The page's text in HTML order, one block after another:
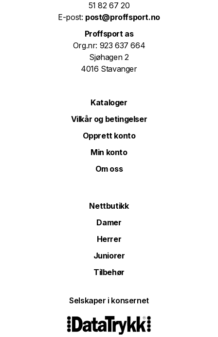
51 82 67 20
E-post: post@proffsport.no
Proffsport as
Org.nr: 923 637 664
Sjøhagen 2
4016 Stavanger
Kataloger
Vilkår og betingelser
Opprett konto
Min konto
Om oss
Nettbutikk
Damer
Herrer
Juniorer
Tilbehør
Selskaper i konsernet